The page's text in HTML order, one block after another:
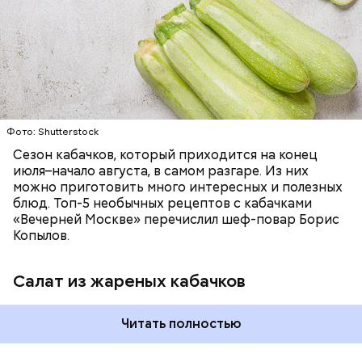
Фото: Shutterstock
Сезон кабачков, который приходится на конец
июля–начало августа, в самом разгаре. Из них
можно приготовить много интересных и полезных
блюд. Топ-5 необычных рецептов с кабачками
«Вечерней Москве» перечислил шеф-повар Борис
Копылов.
Салат из жареных кабачков
Читать полностью
ЕДА ОВОЩИ РЕЦЕПТЫ
кремний — укрепляет кости, зубы, волосы и
ногти и оказывает омолаживающее действие;
Вред дыни
Фото: Shutterstock
А врач-эндокринолог Алексей Калинчев рассказал,
что существует множество блюд, где используют
салаты, лаваш с творогом и сыром, пироги, омлет,
запеканка. Щавеля там везде используется
немного, поэтому никакого вреда от него не будет.
Чем разнообразнее рацион питания человека, тем
лучше. Потому что это исключает вероятность
возникновения дефицитов микроэлементов, —
заверил специалист.